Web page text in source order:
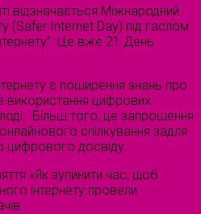
відзначається Міжнародний
(Safer Internet Day) під гаслом
Це вже 21 День
є поширення знань про
використання цифрових
Більш того, це запрошення
спілкування задля
цифрового досвіду.
«Як зупинити час, щоб
інтернету провели